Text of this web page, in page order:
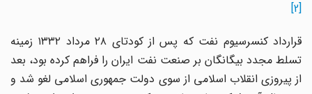
قرارداد کنسرسیوم نفت که پس از کودتای ۲۸ مرداد ۱۳۳۲ زمینه
تسلط مجدد بیگانگان بر صنعت نفت ایران را فراهم کرده‌ بود، بعد
از پیروزی انقلاب اسلامی از سوی دولت جمهوری اسلامی لغو شد و